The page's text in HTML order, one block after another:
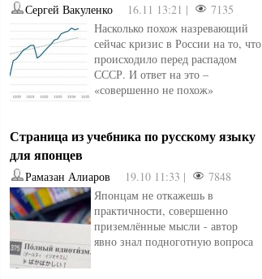
Сергей Вакуленко 16.11 13:21 |
7135
Насколько похож назревающий
сейчас кризис в России на то, что
происходило перед распадом
СССР. И ответ на это –
«совершенно не похож»
Страница из учебника по русскому языку
для японцев
Рамазан Алиаров 19.10 11:33 |
7848
Японцам не откажешь в
практичности, совершенно
приземлённые мысли - автор
явно знал подноготную вопроса